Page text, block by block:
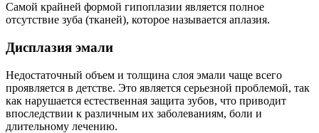
Самой крайней формой гипоплазии является полное
отсутствие зуба (тканей), которое называется аплазия.
Дисплазия эмали
Недостаточный объем и толщина слоя эмали чаще всего
проявляется в детстве. Это является серьезной проблемой, так
как нарушается естественная защита зубов, что приводит
впоследствии к различным их заболеваниям, боли и
длительному лечению.